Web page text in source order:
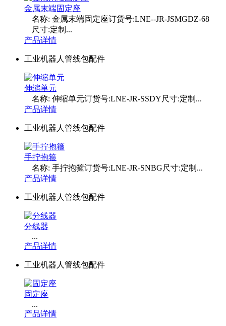
金属末端固定座
名称: 金属末端固定座订货号:LNE--JR-JSMGDZ-68
尺寸:定制...
产品详情
工业机器人管线包配件
伸缩单元
名称: 伸缩单元订货号:LNE-JR-SSDY尺寸:定制...
产品详情
工业机器人管线包配件
手拧抱箍
名称: 手拧抱箍订货号:LNE-JR-SNBG尺寸:定制...
产品详情
工业机器人管线包配件
分线器
...
产品详情
工业机器人管线包配件
固定座
...
产品详情